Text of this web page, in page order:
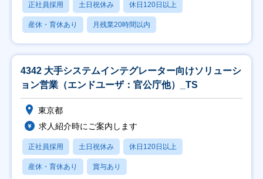
正社員採用 土日祝休み 休日120日以上
産休・育休あり 月残業20時間以内
4342 大手システムインテグレーター向けソリューシ
ョン営業（エンドユーザ：官公庁他）_TS
東京都
求人紹介時にご案内します
正社員採用 土日祝休み 休日120日以上
産休・育休あり 賞与あり